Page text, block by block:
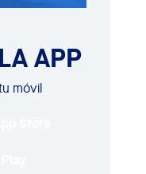
APP
móvil